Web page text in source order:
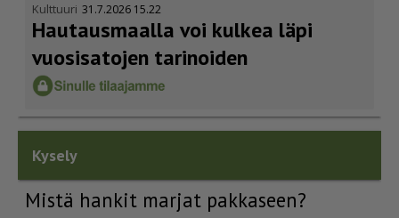
Kulttuuri 31.7.2026 15.22
Hautausmaalla voi kulkea läpi
vuosisatojen tarinoiden
Kysely
Mistä hankit marjat pakkaseen?